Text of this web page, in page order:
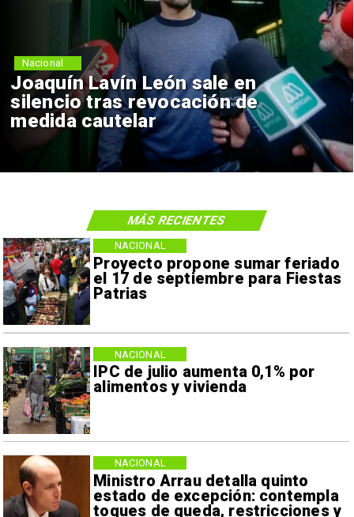
Joaquín Lavín León sale en
silencio tras revocación de
medida cautelar
Nacional
Proyecto propone sumar feriado
el 17 de septiembre para Fiestas
Patrias
NACIONAL
IPC de julio aumenta 0,1% por
alimentos y vivienda
NACIONAL
Ministro Arrau detalla quinto
estado de excepción: contempla
toques de queda, restricciones y
NACIONAL
MÁS RECIENTES